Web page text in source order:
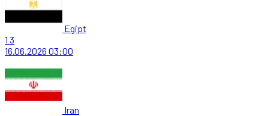
Egipt
1 3
16.06.2026 03:00
Iran